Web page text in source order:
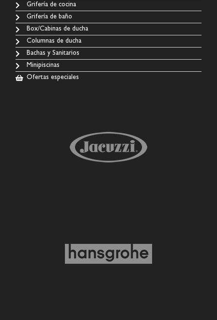
Grifería de cocina
Grifería de baño
Box/Cabinas de ducha
Columnas de ducha
Bachas y Sanitarios
Minipiscinas
Ofertas especiales